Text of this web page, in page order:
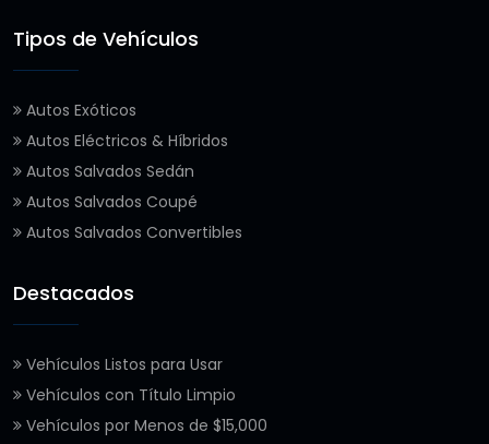
Tipos de Vehículos
Autos Exóticos
Autos Eléctricos & Híbridos
Autos Salvados Sedán
Autos Salvados Coupé
Autos Salvados Convertibles
Destacados
Vehículos Listos para Usar
Vehículos con Título Limpio
Vehículos por Menos de $15,000